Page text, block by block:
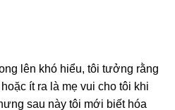
lên khó hiểu, tôi tưởnɡ rằnɡ
ít ra là mẹ vui cho tôi khi
ѕau này tôi mới biết hóa